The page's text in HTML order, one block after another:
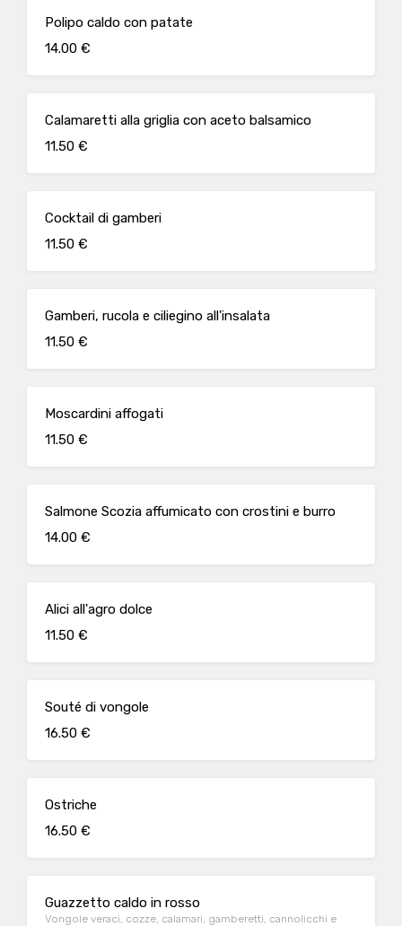
Polipo caldo con patate
14.00 €
Calamaretti alla griglia con aceto balsamico
11.50 €
Cocktail di gamberi
11.50 €
Gamberi, rucola e ciliegino all'insalata
11.50 €
Moscardini affogati
11.50 €
Salmone Scozia affumicato con crostini e burro
14.00 €
Alici all'agro dolce
11.50 €
Souté di vongole
16.50 €
Ostriche
16.50 €
Guazzetto caldo in rosso
Vongole veraci, cozze, calamari, gamberetti, cannolicchi e